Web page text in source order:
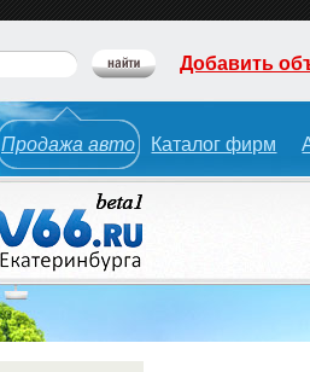
Продажа авто Каталог фирм
Добавить